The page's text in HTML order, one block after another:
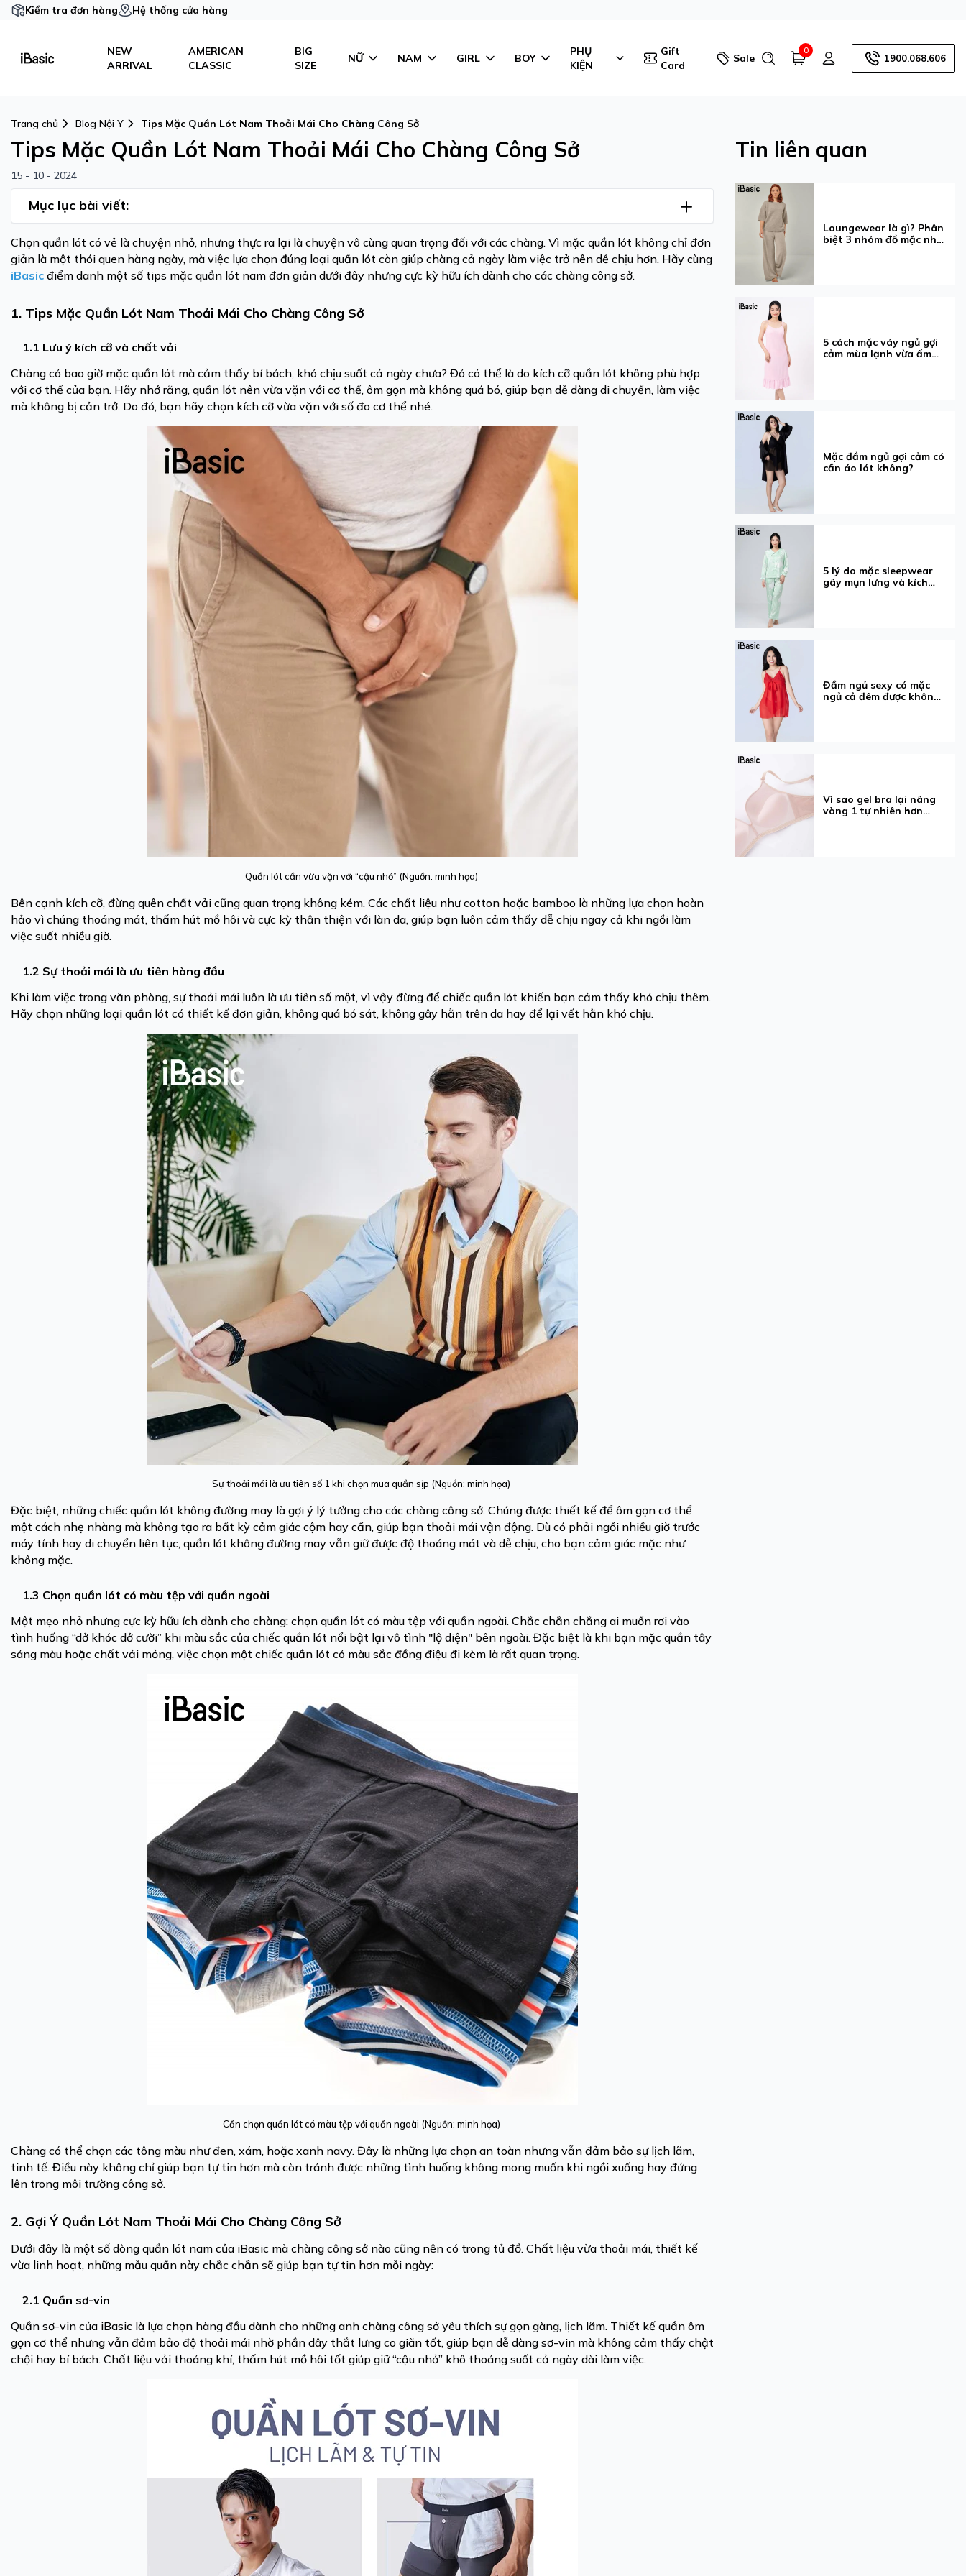
Kiểm tra đơn hàng Hệ thống cửa hàng
NEW
ARRIVAL
AMERICAN
CLASSIC
BIG
SIZE
NỮ NAM GIRL BOY
PHỤ
KIỆN
Gift
Card
Sale
0
1900.068.606
Trang chủ Blog Nội Y Tips Mặc Quần Lót Nam Thoải Mái Cho Chàng Công Sở
Tips Mặc Quần Lót Nam Thoải Mái Cho Chàng Công Sở
15 - 10 - 2024
Mục lục bài viết:
Chọn quần lót có vẻ là chuyện nhỏ, nhưng thực ra lại là chuyện vô cùng quan trọng đối với các chàng. Vì mặc quần lót không chỉ đơn
giản là một thói quen hàng ngày, mà việc lựa chọn đúng loại quần lót còn giúp chàng cả ngày làm việc trở nên dễ chịu hơn. Hãy cùng
iBasic điểm danh một số tips mặc quần lót nam đơn giản dưới đây nhưng cực kỳ hữu ích dành cho các chàng công sở.
1. Tips Mặc Quần Lót Nam Thoải Mái Cho Chàng Công Sở
1.1 Lưu ý kích cỡ và chất vải
Chàng có bao giờ mặc quần lót mà cảm thấy bí bách, khó chịu suốt cả ngày chưa? Đó có thể là do kích cỡ quần lót không phù hợp
với cơ thể của bạn. Hãy nhớ rằng, quần lót nên vừa vặn với cơ thể, ôm gọn mà không quá bó, giúp bạn dễ dàng di chuyển, làm việc
mà không bị cản trở. Do đó, bạn hãy chọn kích cỡ vừa vặn với số đo cơ thể nhé.
Quần lót cần vừa vặn với “cậu nhỏ” (Nguồn: minh họa)
Bên cạnh kích cỡ, đừng quên chất vải cũng quan trọng không kém. Các chất liệu như cotton hoặc bamboo là những lựa chọn hoàn
hảo vì chúng thoáng mát, thấm hút mồ hôi và cực kỳ thân thiện với làn da, giúp bạn luôn cảm thấy dễ chịu ngay cả khi ngồi làm
việc suốt nhiều giờ.
1.2 Sự thoải mái là ưu tiên hàng đầu
Khi làm việc trong văn phòng, sự thoải mái luôn là ưu tiên số một, vì vậy đừng để chiếc quần lót khiến bạn cảm thấy khó chịu thêm.
Hãy chọn những loại quần lót có thiết kế đơn giản, không quá bó sát, không gây hằn trên da hay để lại vết hằn khó chịu.
Sự thoải mái là ưu tiên số 1 khi chọn mua quần sịp (Nguồn: minh họa)
Đặc biệt, những chiếc quần lót không đường may là gợi ý lý tưởng cho các chàng công sở. Chúng được thiết kế để ôm gọn cơ thể
một cách nhẹ nhàng mà không tạo ra bất kỳ cảm giác cộm hay cấn, giúp bạn thoải mái vận động. Dù có phải ngồi nhiều giờ trước
máy tính hay di chuyển liên tục, quần lót không đường may vẫn giữ được độ thoáng mát và dễ chịu, cho bạn cảm giác mặc như
không mặc.
1.3 Chọn quần lót có màu tệp với quần ngoài
Một mẹo nhỏ nhưng cực kỳ hữu ích dành cho chàng: chọn quần lót có màu tệp với quần ngoài. Chắc chắn chẳng ai muốn rơi vào
tình huống “dở khóc dở cười” khi màu sắc của chiếc quần lót nổi bật lại vô tình "lộ diện" bên ngoài. Đặc biệt là khi bạn mặc quần tây
sáng màu hoặc chất vải mỏng, việc chọn một chiếc quần lót có màu sắc đồng điệu đi kèm là rất quan trọng.
Cần chọn quần lót có màu tệp với quần ngoài (Nguồn: minh họa)
Chàng có thể chọn các tông màu như đen, xám, hoặc xanh navy. Đây là những lựa chọn an toàn nhưng vẫn đảm bảo sự lịch lãm,
tinh tế. Điều này không chỉ giúp bạn tự tin hơn mà còn tránh được những tình huống không mong muốn khi ngồi xuống hay đứng
lên trong môi trường công sở.
2. Gợi Ý Quần Lót Nam Thoải Mái Cho Chàng Công Sở
Dưới đây là một số dòng quần lót nam của iBasic mà chàng công sở nào cũng nên có trong tủ đồ. Chất liệu vừa thoải mái, thiết kế
vừa linh hoạt, những mẫu quần này chắc chắn sẽ giúp bạn tự tin hơn mỗi ngày:
2.1 Quần sơ-vin
Quần sơ-vin của iBasic là lựa chọn hàng đầu dành cho những anh chàng công sở yêu thích sự gọn gàng, lịch lãm. Thiết kế quần ôm
gọn cơ thể nhưng vẫn đảm bảo độ thoải mái nhờ phần dây thắt lưng co giãn tốt, giúp bạn dễ dàng sơ-vin mà không cảm thấy chật
chội hay bí bách. Chất liệu vải thoáng khí, thấm hút mồ hôi tốt giúp giữ “cậu nhỏ” khô thoáng suốt cả ngày dài làm việc.
Tin liên quan
Loungewear là gì? Phân
biệt 3 nhóm đồ mặc nhà
5 cách mặc váy ngủ gợi
cảm mùa lạnh vừa ấm
Mặc đầm ngủ gợi cảm có
cần áo lót không?
5 lý do mặc sleepwear
gây mụn lưng và kích
Đầm ngủ sexy có mặc
ngủ cả đêm được không?
Vì sao gel bra lại nâng
vòng 1 tự nhiên hơn